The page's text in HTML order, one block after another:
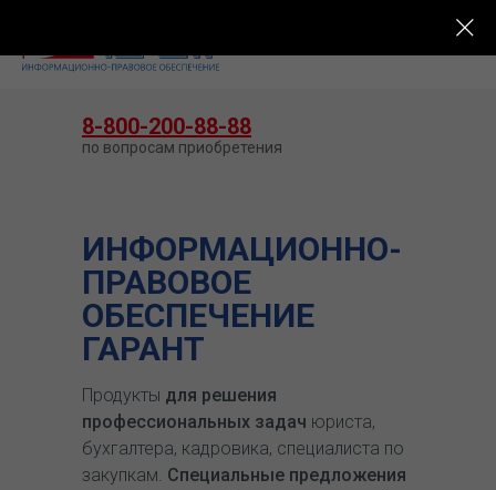
ИНФОРМАЦИОННО-
ПРАВОВОЕ
ОБЕСПЕЧЕНИЕ
ГАРАНТ
Продукты для решения
профессиональных задач юриста,
бухгалтера, кадровика, специалиста по
закупкам. Специальные предложения
8-800-200-88-88
по вопросам приобретения